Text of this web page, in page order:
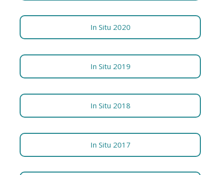
In Situ 2020
In Situ 2019
In Situ 2018
In Situ 2017